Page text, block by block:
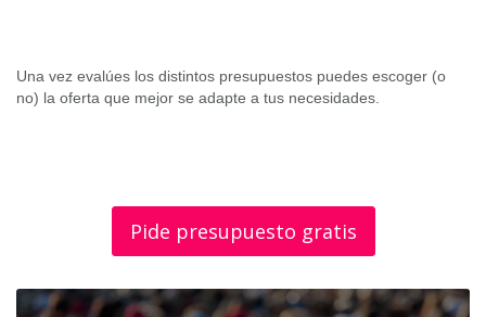
Una vez evalúes los distintos presupuestos puedes escoger (o
no) la oferta que mejor se adapte a tus necesidades.
Pide presupuesto gratis